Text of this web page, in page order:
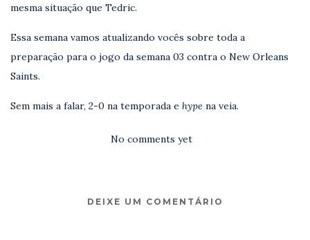
mesma situação que Tedric.
Essa semana vamos atualizando vocês sobre toda a
preparação para o jogo da semana 03 contra o New Orleans
Saints.
Sem mais a falar, 2-0 na temporada e hype na veia.
No comments yet
DEIXE UM COMENTÁRIO